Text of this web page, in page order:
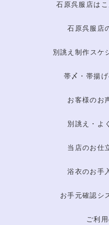
石原呉服店はこ
石原呉服店
別誂え制作スケ
帯〆・帯揚
お客様のお
別誂え・よ
当店のお仕
浴衣のお手
お手元確認シ
ご利